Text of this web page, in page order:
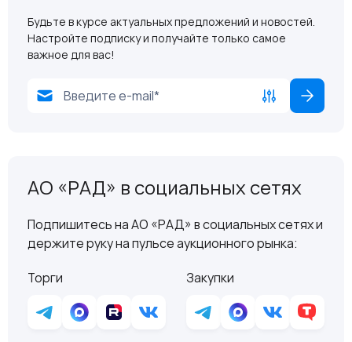
Будьте в курсе актуальных предложений и новостей.
Настройте подписку и получайте только самое
важное для вас!
АО «РАД» в социальных сетях
Подпишитесь на АО «РАД» в социальных сетях и
держите руку на пульсе аукционного рынка:
Торги
Закупки